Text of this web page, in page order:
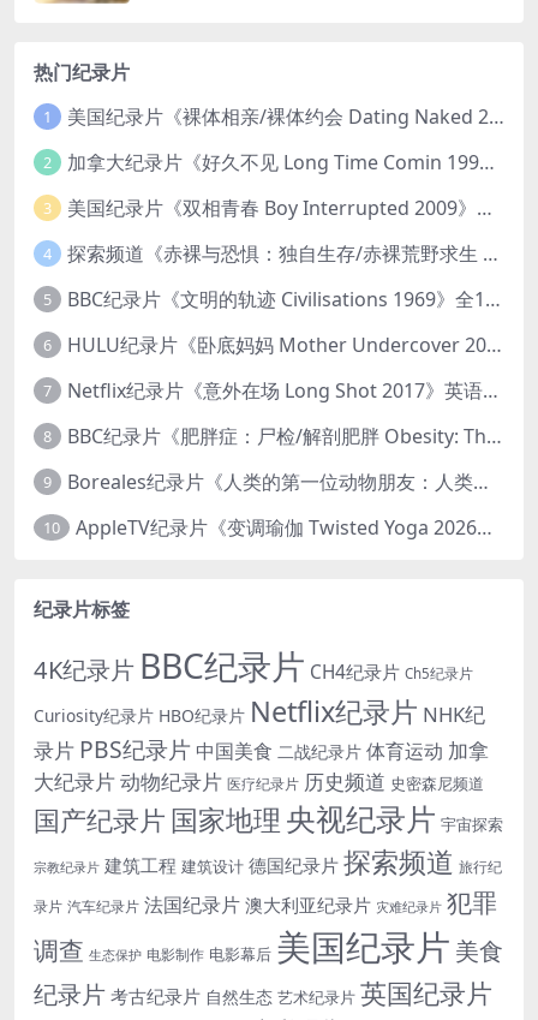
热门纪录片
1 美国纪录片《裸体相亲/裸体约会 Dating Naked 2014-2016》第1-3季全33集 英语中英双字 无水印纯净版 1080P/MKV/85.6G 裸体相亲真人秀
2 加拿大纪录片《好久不见 Long Time Comin 1993》英语中英双字 官方纯净版 1080P/MKV/1G 女同性艺术家
3 美国纪录片《双相青春 Boy Interrupted 2009》英语中英双字 官方纯净版 1080P/MKV/1.43G 青少年躁郁症
4 探索频道《赤裸与恐惧：独自生存/赤裸荒野求生 Naked and Afraid: Solo 2023》第一季全8集 英语中英双字 官方纯净版 高码1080P/MKV/45.4G
5 BBC纪录片《文明的轨迹 Civilisations 1969》全13集 英语中英双字 高清收藏版 1080P/MKV/64.1G 西方艺术史话
6 HULU纪录片《卧底妈妈 Mother Undercover 2023》全4集 英语中英双字 官方纯净版 1080P/MKV/7.6G 拯救孩子
7 Netflix纪录片《意外在场 Long Shot 2017》英语中字 720P/NKV/1.06GB 美国谋杀误判案件
8 BBC纪录片《肥胖症：尸检/解剖肥胖 Obesity: The Post Mortem 2016》英语中英双字 无水印纯净版 1080P/MKV/1.03G
9 Boreales纪录片《人类的第一位动物朋友：人类和狗的神奇故事 Man’s First Friend 2018》英语中英双字 1080P/MP4/1.8G 狗的神奇故事
10 AppleTV纪录片《变调瑜伽 Twisted Yoga 2026》全3集 英语中英双字 无水印纯净版 1080P/MKV/10G 瑜伽大师背后的真相
纪录片标签
4K纪录片 BBC纪录片 CH4纪录片 Ch5纪录片
Curiosity纪录片 HBO纪录片 Netflix纪录片 NHK纪
录片 PBS纪录片 中国美食 二战纪录片 体育运动 加拿
大纪录片动物纪录片 医疗纪录片 历史频道 史密森尼频道
国产纪录片 国家地理 央视纪录片 宇宙探索
宗教纪录片 建筑工程 建筑设计 德国纪录片 探索频道 旅行纪
录片 汽车纪录片 法国纪录片 澳大利亚纪录片 灾难纪录片 犯罪
调查 生态保护 电影制作 电影幕后 美国纪录片 美食
纪录片考古纪录片 自然生态 艺术纪录片 英国纪录片